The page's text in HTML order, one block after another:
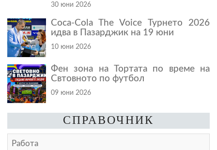
30 юни 2026
Coca-Cola The Voice Турнето 2026
идва в Пазарджик на 19 юни
10 юни 2026
Фен зона на Тортата по време на
Свтовното по футбол
09 юни 2026
СПРАВОЧНИК
Работа